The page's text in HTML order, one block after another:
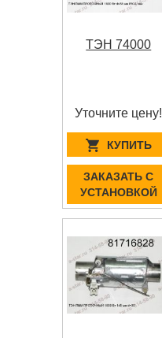
ТЭН 74000
Уточните цену!
КУПИТЬ
ЗАКАЗАТЬ С
УСТАНОВКОЙ